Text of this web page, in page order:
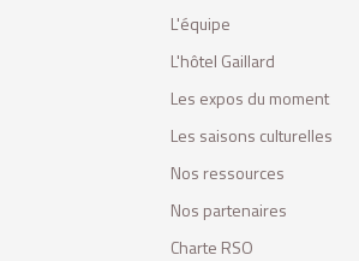
L'équipe
L'hôtel Gaillard
Les expos du moment
Les saisons culturelles
Nos ressources
Nos partenaires
Charte RSO